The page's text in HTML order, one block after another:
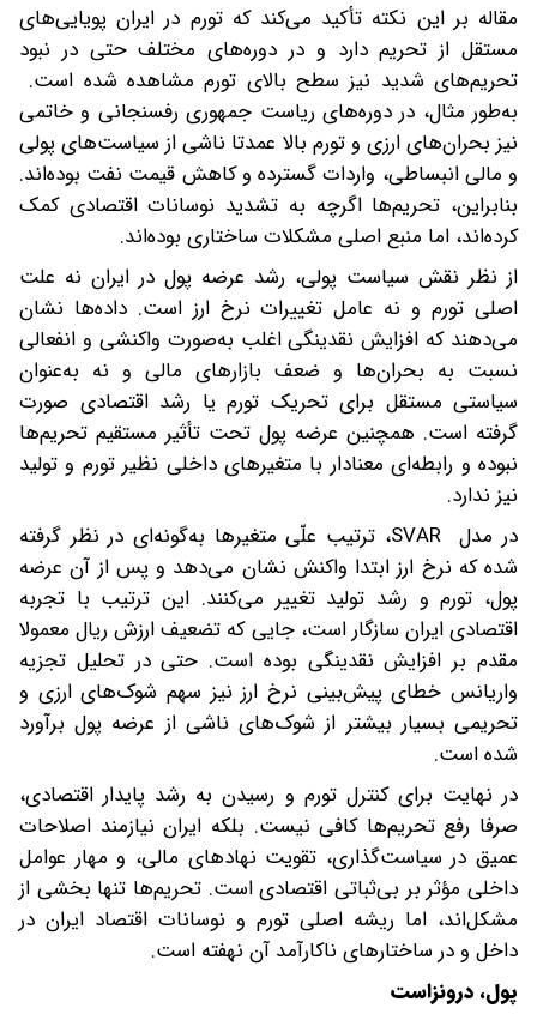
مقاله بر این نکته تأکید می‌کند که تورم در ایران پویایی‌های
مستقل از تحریم دارد و در دوره‌های مختلف حتی در نبود
تحریم‌های شدید نیز سطح بالای تورم مشاهده شده است.
به‌طور مثال، در دوره‌های ریاست‌ جمهوری رفسنجانی و خاتمی
نیز بحران‌های ارزی و تورم بالا عمدتا ناشی از سیاست‌های پولی
و مالی انبساطی، واردات گسترده و کاهش قیمت نفت بوده‌اند.
بنابراین، تحریم‌ها اگرچه به تشدید نوسانات اقتصادی کمک
کرده‌اند، اما منبع اصلی مشکلات ساختاری بوده‌اند.
از نظر نقش سیاست پولی، رشد عرضه پول در ایران نه علت
اصلی تورم و نه عامل تغییرات نرخ ارز است. داده‌ها نشان
می‌دهند که افزایش نقدینگی اغلب به‌صورت واکنشی و انفعالی
نسبت به بحران‌ها و ضعف بازارهای مالی و نه به‌عنوان
سیاستی مستقل برای تحریک تورم یا رشد اقتصادی صورت
گرفته است. همچنین عرضه پول تحت تأثیر مستقیم تحریم‌ها
نبوده و رابطه‌ای معنادار با متغیرهای داخلی نظیر تورم و تولید
نیز ندارد.
در مدل SVAR، ترتیب علّی متغیرها به‌گونه‌ای در نظر گرفته
شده که نرخ ارز ابتدا واکنش نشان می‌دهد و پس از آن عرضه
پول، تورم و رشد تولید تغییر می‌کنند. این ترتیب با تجربه
اقتصادی ایران سازگار است، جایی که تضعیف ارزش ریال معمولا
مقدم بر افزایش نقدینگی بوده است. حتی در تحلیل تجزیه
واریانس خطای پیش‌بینی نرخ ارز نیز سهم شوک‌های ارزی و
تحریمی بسیار بیشتر از شوک‌های ناشی از عرضه پول برآورد
شده است.
در نهایت برای کنترل تورم و رسیدن به رشد پایدار اقتصادی،
صرفا رفع تحریم‌ها کافی نیست. بلکه ایران نیازمند اصلاحات
عمیق در سیاست‌گذاری، تقویت نهادهای مالی، و مهار عوامل
داخلی مؤثر بر بی‌ثباتی اقتصادی است. تحریم‌ها تنها بخشی از
مشکل‌اند، اما ریشه اصلی تورم و نوسانات اقتصاد ایران در
داخل و در ساختارهای ناکارآمد آن نهفته است.
پول، درونزاست